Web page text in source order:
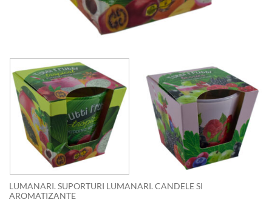
LUMANARI. SUPORTURI LUMANARI. CANDELE SI
AROMATIZANTE